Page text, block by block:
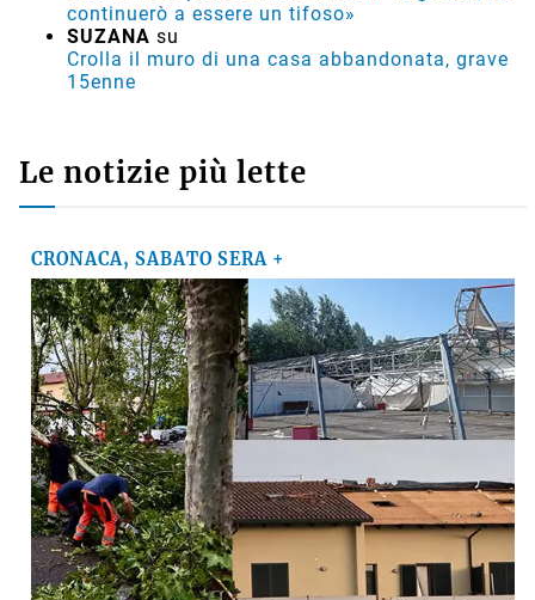
continuerò a essere un tifoso»
SUZANA su
Crolla il muro di una casa abbandonata, grave
15enne
Le notizie più lette
CRONACA, SABATO SERA +